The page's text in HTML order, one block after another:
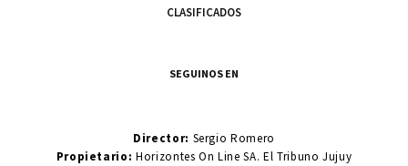
CLASIFICADOS
SEGUINOS EN
Director: Sergio Romero
Propietario:Horizontes On Line SA. El Tribuno Jujuy